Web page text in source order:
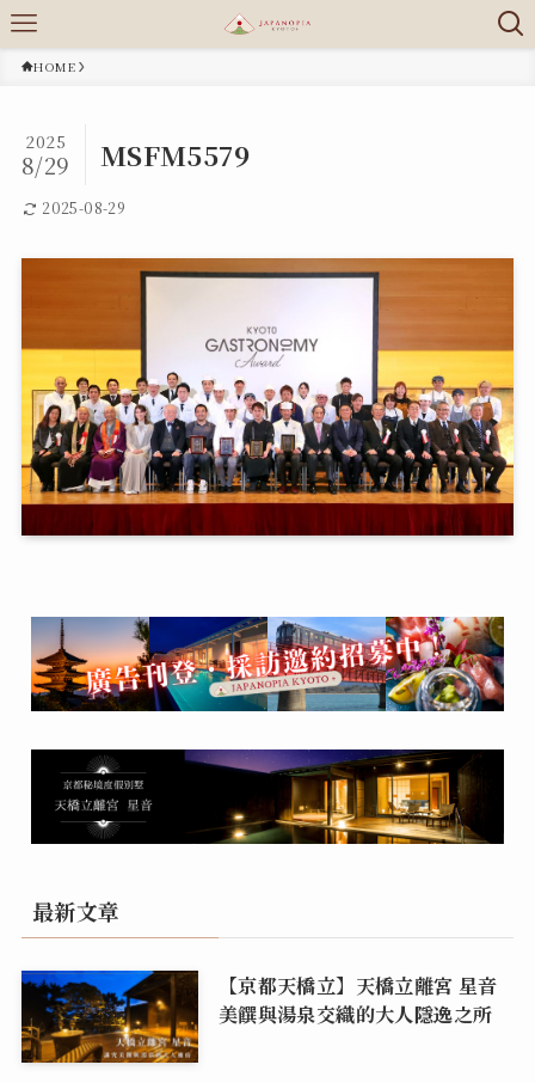
HOME
MSFM5579
2025
8/29
2025-08-29
最新文章
【京都天橋立】天橋立離宮 星音
美饌與湯泉交織的大人隱逸之所